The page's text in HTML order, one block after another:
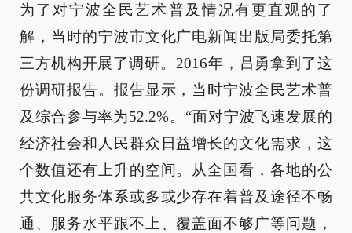
为了对宁波全民艺术普及情况有更直观的了
解，当时的宁波市文化广电新闻出版局委托第
三方机构开展了调研。2016年，吕勇拿到了这
份调研报告。报告显示，当时宁波全民艺术普
及综合参与率为52.2%。“面对宁波飞速发展的
经济社会和人民群众日益增长的文化需求，这
个数值还有上升的空间。从全国看，各地的公
共文化服务体系或多或少存在着普及途径不畅
通、服务水平跟不上、覆盖面不够广等问题，